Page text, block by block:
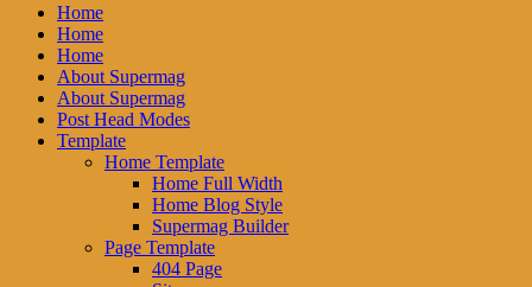
Home
Home
Home
About Supermag
About Supermag
Post Head Modes
Template
Home Template
Home Full Width
Home Blog Style
Supermag Builder
Page Template
404 Page